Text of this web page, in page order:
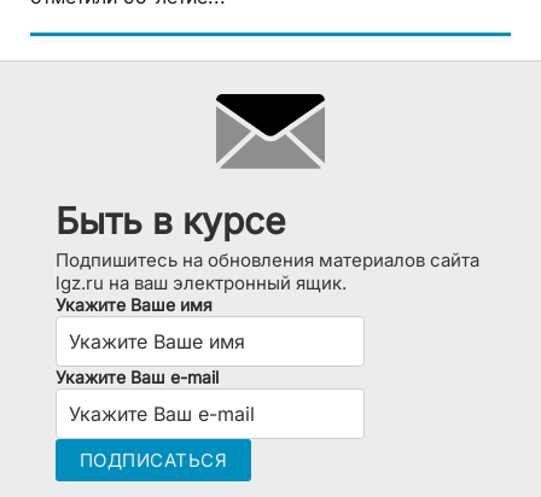
Быть в курсе
Подпишитесь на обновления материалов сайта
lgz.ru на ваш электронный ящик.
Укажите Ваше имя
Укажите Ваш e-mail